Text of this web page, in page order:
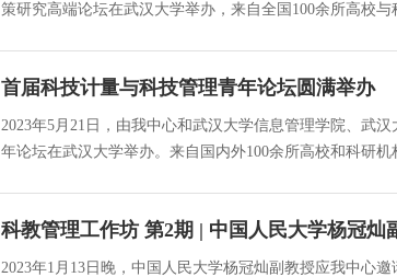
策研究高端论坛在武汉大学举办，来自全国100余所高校
首届科技计量与科技管理青年论坛圆满举办
2023年5月21日，由我中心和武汉大学信息管理学院、武
年论坛在武汉大学举办。来自国内外100余所高校和科研机
科教管理工作坊 第2期 | 中国人民大学杨冠灿
2023年1月13日晚，中国人民大学杨冠灿副教授应我中心